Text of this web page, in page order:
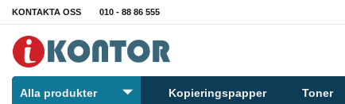
KONTAKTA OSS 010 - 88 86 555
Alla produkter Kopieringspapper Toner